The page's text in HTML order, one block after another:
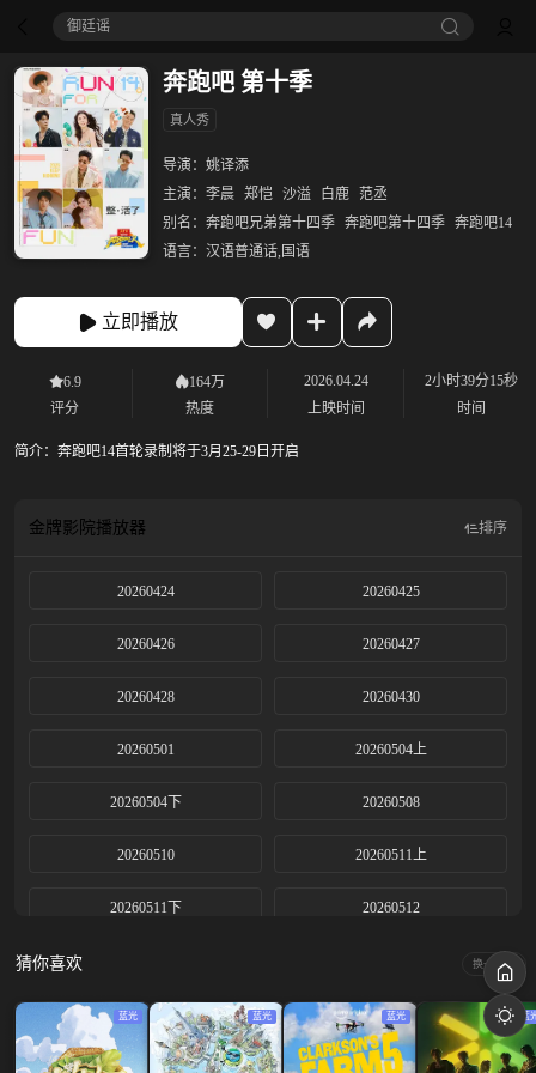
御廷谣‎
奔跑吧 第十季
真人秀
导演： 姚译添
主演： 李晨 郑恺 沙溢 白鹿
范丞
别名： 奔跑吧兄弟第十四季 奔跑吧第十四季 奔跑吧14
语言： 汉语普通话,国语
立即播放
6.9
评分
164万
热度
2026.04.24
上映时间
2小时39分15秒
时间
简介： 奔跑吧14首轮录制将于3月25-29日开启
金牌影院播放器 排序
20260424 20260425
20260426 20260427
20260428 20260430
20260501 20260504上
20260504下 20260508
20260510 20260511上
20260511下 20260512
20260518上 20260518下
20260520 20260521
猜你喜欢 换一换
蓝光 蓝光 蓝光 蓝